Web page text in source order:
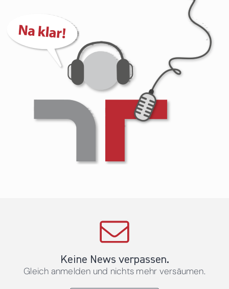
Keine News verpassen.
Gleich anmelden und nichts mehr versäumen.